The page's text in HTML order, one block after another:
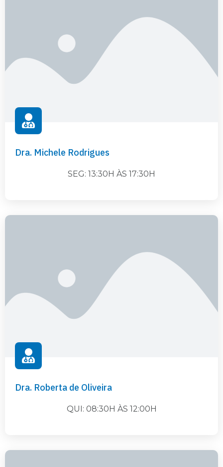
Dra. Michele Rodrigues
SEG: 13:30H ÀS 17:30H
Dra. Roberta de Oliveira
QUI: 08:30H ÀS 12:00H